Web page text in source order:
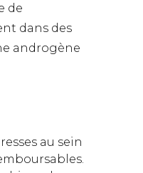
de
dans des
androgène
au sein